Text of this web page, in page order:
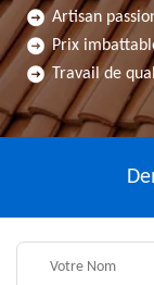
Artisan
Prix
Travail de